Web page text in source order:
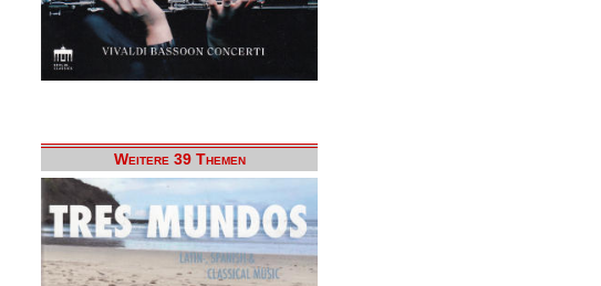
Weitere 39 Themen